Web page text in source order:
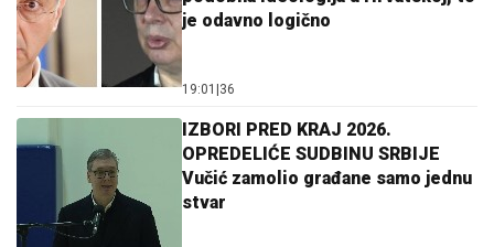
je odavno logično
19:01 36
IZBORI PRED KRAJ 2026.
OPREDELIĆE SUDBINU SRBIJE
Vučić zamolio građane samo jednu
stvar